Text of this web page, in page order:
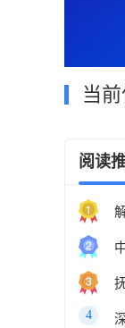
当前
阅读
4